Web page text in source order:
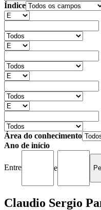
Índice
Área do conhecimento
Ano de início
Entre e
Claudio Sergio